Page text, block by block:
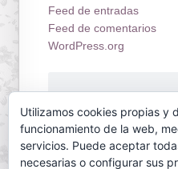
Feed de entradas
Feed de comentarios
WordPress.org
Utilizamos cookies propias y
funcionamiento de la web,
servicios. Puede aceptar
necesarias o configurar sus